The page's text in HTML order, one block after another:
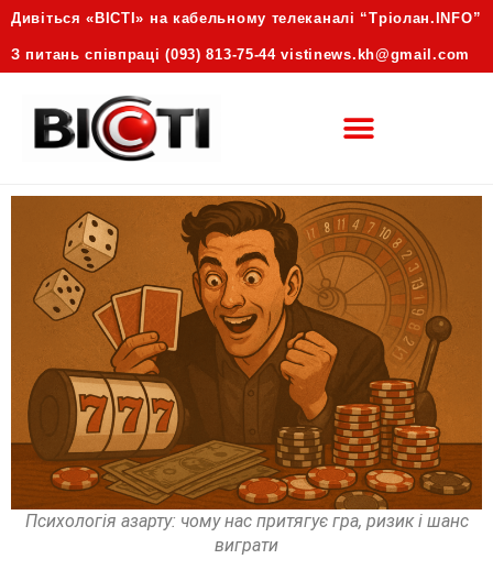
Дивіться «ВІСТІ» на кабельному телеканалі “Трiолан.INFO”
З питань співпраці (093) 813-75-44 vistinews.kh@gmail.com
Психологія азарту: чому нас притягує гра, ризик і шанс
виграти